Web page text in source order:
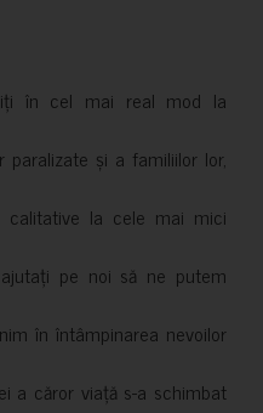
în cel mai real mod la
paralizate și a familiilor lor,
calitative la cele mai mici
pe noi să ne putem
în întâmpinarea nevoilor
a căror viață s-a schimbat